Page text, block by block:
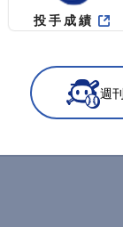
投手成績
週